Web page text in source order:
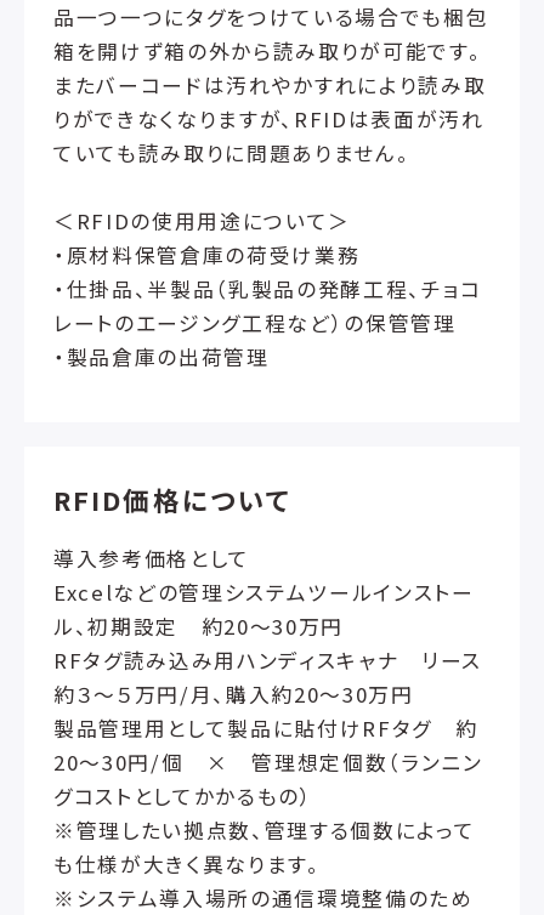
品一つ一つにタグをつけている場合でも梱包
箱を開けず箱の外から読み取りが可能です。
またバーコードは汚れやかすれにより読み取
りができなくなりますが、RFIDは表面が汚れ
ていても読み取りに問題ありません。
＜RFIDの使用用途について＞
・原材料保管倉庫の荷受け業務
・仕掛品、半製品（乳製品の発酵工程、チョコ
レートのエージング工程など）の保管管理
・製品倉庫の出荷管理
RFID価格について
導入参考価格として
Excelなどの管理システムツールインストー
ル、初期設定 約20～30万円
RFタグ読み込み用ハンディスキャナ リース
約３～５万円/月、購入約20～30万円
製品管理用として製品に貼付けRFタグ 約
20～30円/個 × 管理想定個数（ランニン
グコストとしてかかるもの）
※管理したい拠点数、管理する個数によって
も仕様が大きく異なります。
※システム導入場所の通信環境整備のため